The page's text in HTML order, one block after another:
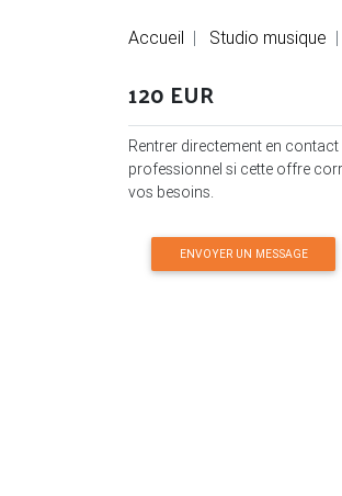
Accueil Studio musique
120 EUR
Rentrer directement en
professionnel si cette offre
vos besoins.
ENVOYER UN MESSAGE